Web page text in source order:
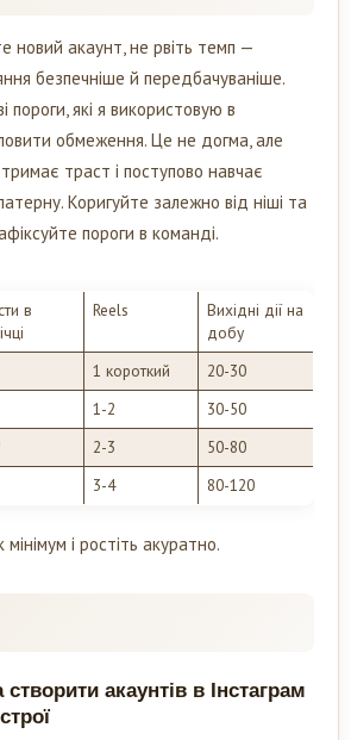
новий акаунт, не рвіть темп —
безпечніше й передбачуваніше.
пороги, які я використовую в
обмеження. Це не догма, але
траст і поступово навчає
Коригуйте залежно від ніші та
пороги в команді.
в
Reels
Вихідні дії на
добу
1 короткий
20-30
1-2
30-50
2-3
50-80
3-4 80-120
і ростіть акуратно.
акаунтів в Інстаграм